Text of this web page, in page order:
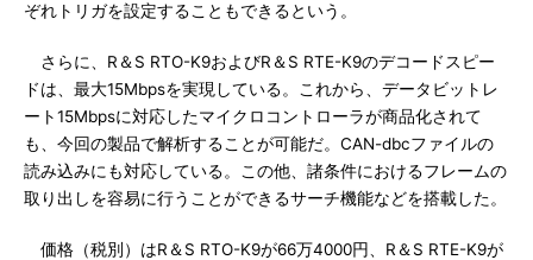
ぞれトリガを設定することもできるという。
さらに、R＆S RTO-K9およびR＆S RTE-K9のデコードスピー
ドは、最大15Mbpsを実現している。これから、データビットレ
ート15Mbpsに対応したマイクロコントローラが商品化されて
も、今回の製品で解析することが可能だ。CAN-dbcファイルの
読み込みにも対応している。この他、諸条件におけるフレームの
取り出しを容易に行うことができるサーチ機能などを搭載した。
価格（税別）はR＆S RTO-K9が66万4000円、R＆S RTE-K9が